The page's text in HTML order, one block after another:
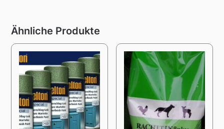
Ähnliche Produkte